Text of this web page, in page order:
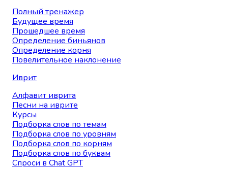
Полный тренажер
Будущее время
Прошедшее время
Определение биньянов
Определение корня
Повелительное наклонение
Иврит
Алфавит иврита
Песни на иврите
Курсы
Подборка слов по темам
Подборка слов по уровням
Подборка слов по корням
Подборка слов по буквам
Спроси в Chat GPT